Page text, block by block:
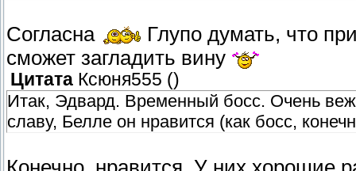
Согласна
Глупо думать, что
сможет загладить вину
Цитата Ксюня555 ()
Итак, Эдвард. Временный босс. Очень
славу, Белле он нравится (как босс,